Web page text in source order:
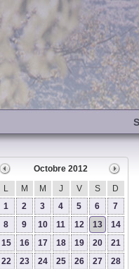
Octobre 2012
L
M M J V S
D
1
2 3 4 5 6
7
8
9 10 11 12 13
14
15
16 17 18 19 20
21
22
23 24 25 26 27
28